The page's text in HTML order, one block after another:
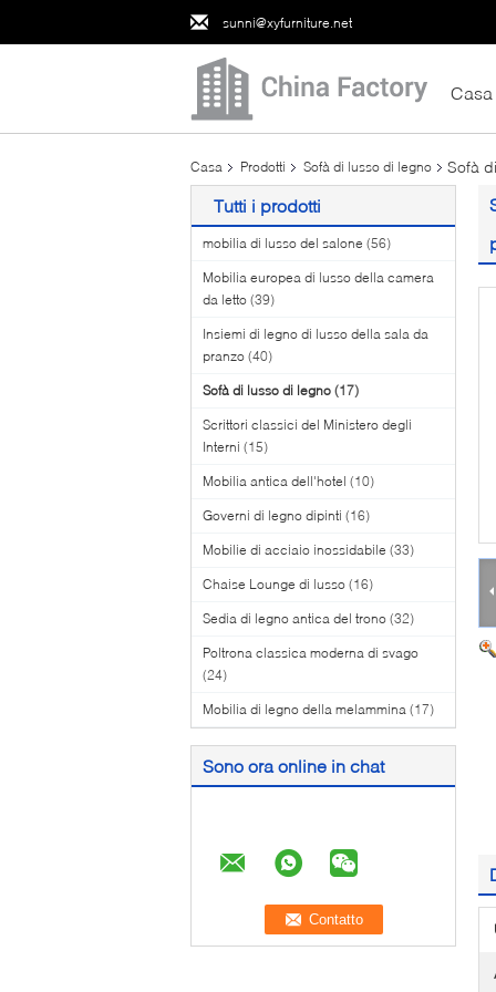
sunni@xyfurniture.net
Casa
Casa Prodotti Sofà di lusso di legno Sofà
Tutti i prodotti
mobilia di lusso del salone (56)
Mobilia europea di lusso della camera
da letto (39)
Insiemi di legno di lusso della sala da
pranzo (40)
Sofà di lusso di legno (17)
Scrittori classici del Ministero degli
Interni (15)
Mobilia antica dell'hotel (10)
Governi di legno dipinti (16)
Mobilie di acciaio inossidabile (33)
Chaise Lounge di lusso (16)
Sedia di legno antica del trono (32)
Poltrona classica moderna di svago
(24)
Mobilia di legno della melammina (17)
Sono ora online in chat